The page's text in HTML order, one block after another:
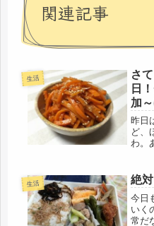
関連記事
生活
さ
日
加
昨日
ど、
わ。
か・
る。
ろ。
生活 絶
今日
いく
常だ